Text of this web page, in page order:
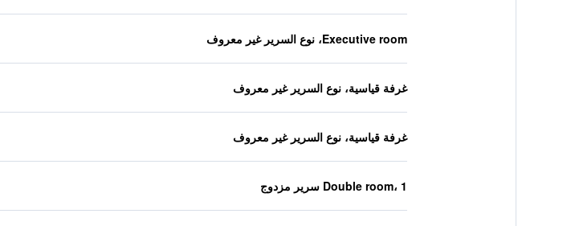
Executive room، نوع السرير غير معروف
غرفة قياسية، نوع السرير غير معروف
غرفة قياسية، نوع السرير غير معروف
Double room، 1 سرير مزدوج